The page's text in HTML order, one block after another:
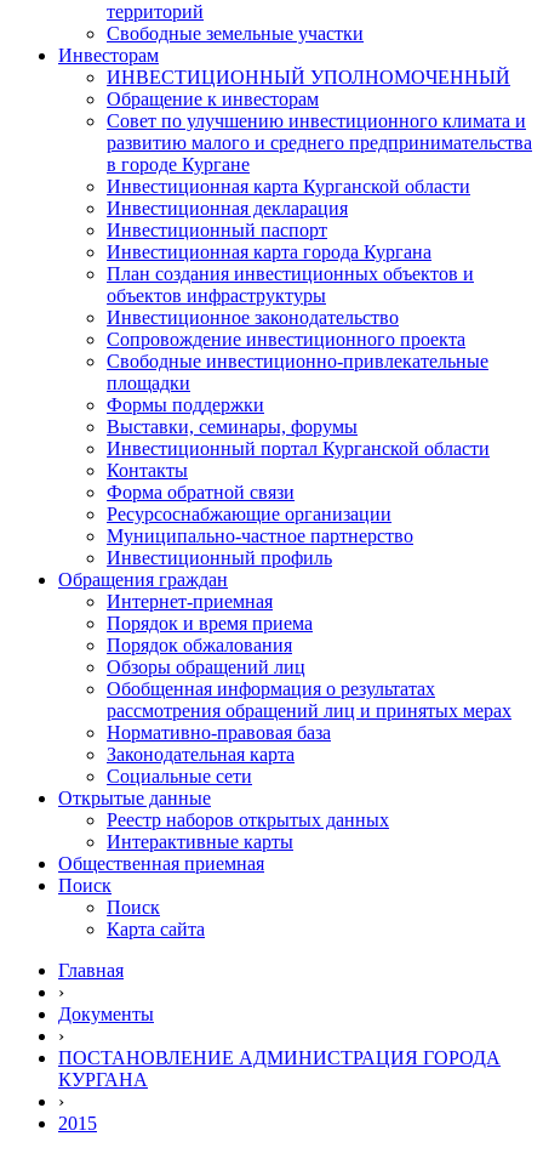
территорий
Свободные земельные участки
Инвесторам
ИНВЕСТИЦИОННЫЙ УПОЛНОМОЧЕННЫЙ
Обращение к инвесторам
Совет по улучшению инвестиционного климата и
развитию малого и среднего предпринимательства
в городе Кургане
Инвестиционная карта Курганской области
Инвестиционная декларация
Инвестиционный паспорт
Инвестиционная карта города Кургана
План создания инвестиционных объектов и
объектов инфраструктуры
Инвестиционное законодательство
Сопровождение инвестиционного проекта
Свободные инвестиционно-привлекательные
площадки
Формы поддержки
Выставки, семинары, форумы
Инвестиционный портал Курганской области
Контакты
Форма обратной связи
Ресурсоснабжающие организации
Муниципально-частное партнерство
Инвестиционный профиль
Обращения граждан
Интернет-приемная
Порядок и время приема
Порядок обжалования
Обзоры обращений лиц
Обобщенная информация о результатах
рассмотрения обращений лиц и принятых мерах
Нормативно-правовая база
Законодательная карта
Социальные сети
Открытые данные
Реестр наборов открытых данных
Интерактивные карты
Общественная приемная
Поиск
Поиск
Карта сайта
Главная
›
Документы
›
ПОСТАНОВЛЕНИЕ АДМИНИСТРАЦИЯ ГОРОДА
КУРГАНА
›
2015